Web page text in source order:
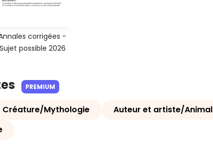
corrigées -
Sujet possible 2026
PREMIUM
Créature/Mythologie Auteur et artiste/Animal